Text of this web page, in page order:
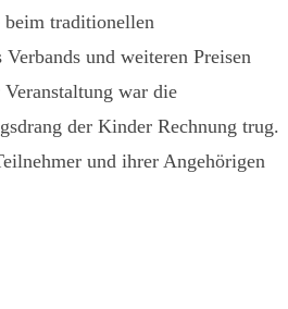
beim traditionellen
und weiteren Preisen
war die
der Kinder Rechnung trug.
und ihrer Angehörigen